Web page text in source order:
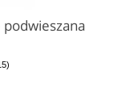
podwieszana